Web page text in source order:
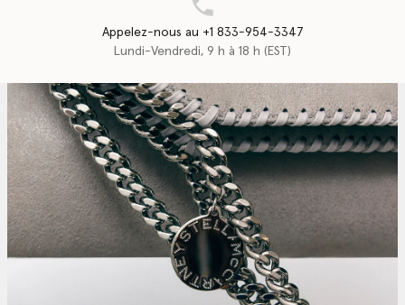
Appelez-nous au +1 833-954-3347
Lundi-Vendredi, 9 h à 18 h (EST)